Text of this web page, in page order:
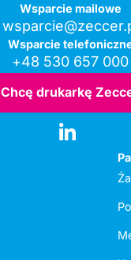
Wsparcie mailowe
Wsparcie
+48 530 657 000
Chcę drukarkę